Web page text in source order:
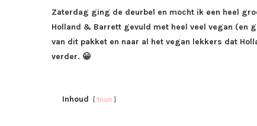
Zaterdag ging de deurbel en mocht ik een heel
Holland & Barrett gevuld met heel veel vegan (en
van dit pakket en naar al het vegan lekkers dat
verder. 😀
Inhoud toon